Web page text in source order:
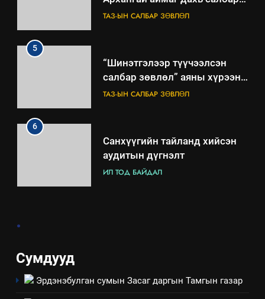
зөвлөлийн 2025 оны үйл
ТАЗ-ЫН САЛБАР ЗӨВЛӨЛ
5
“Шинэтгэлээр түүчээлсэн
салбар зөвлөл” аяны хүрээнд
зохион байгуулах арга
ТАЗ-ЫН САЛБАР ЗӨВЛӨЛ
6
Санхүүгийн тайланд хийсэн
аудитын дүгнэлт
ИЛ ТОД БАЙДАЛ
8
.
Сумдууд
Эрдэнэбулган сумын Засаг даргын Тамгын газар